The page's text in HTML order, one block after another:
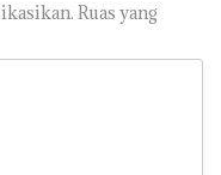
Ruas yang